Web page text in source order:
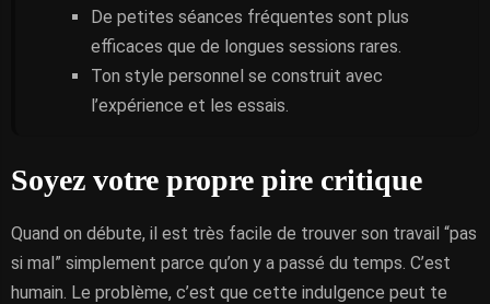
De petites séances fréquentes sont plus
efficaces que de longues sessions rares.
Ton style personnel se construit avec
l’expérience et les essais.
Soyez votre propre pire critique
Quand on débute, il est très facile de trouver son travail “pas
si mal” simplement parce qu’on y a passé du temps. C’est
humain. Le problème, c’est que cette indulgence peut te